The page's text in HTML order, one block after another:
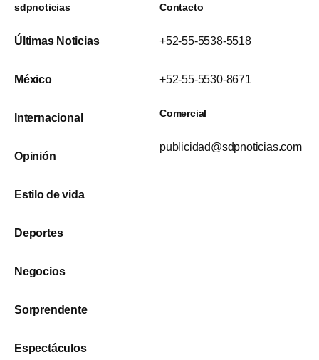
sdpnoticias
Últimas Noticias
México
Internacional
Opinión
Estilo de vida
Deportes
Negocios
Sorprendente
Espectáculos
Contacto
+52-55-5538-5518
+52-55-5530-8671
Comercial
publicidad@sdpnoticias.com